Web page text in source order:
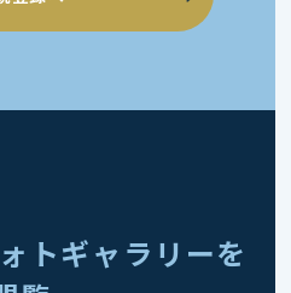
トギャラリーを